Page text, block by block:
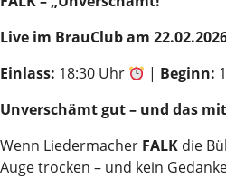
Live im BrauClub am
Einlass: 18:30 Uhr | Beginn:
Unverschämt gut – und das
Wenn Liedermacher FALK die
Auge trocken – und kein